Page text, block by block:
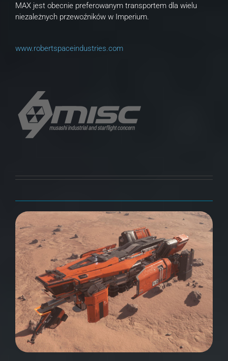
MAX jest obecnie preferowanym transportem dla wielu
niezależnych przewoźników w Imperium.
www.robertspaceindustries.com